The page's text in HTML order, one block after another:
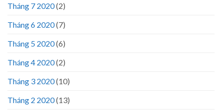
Tháng 7 2020(2)
Tháng 6 2020(7)
Tháng 5 2020(6)
Tháng 4 2020(2)
Tháng 3 2020(10)
Tháng 2 2020(13)